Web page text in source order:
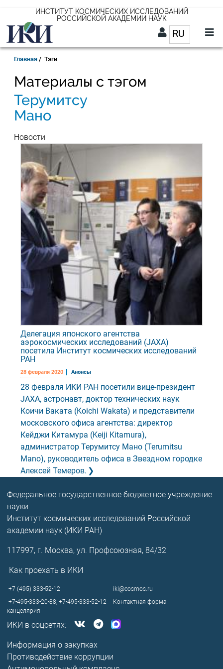
основному
содержанию
ИНСТИТУТ КОСМИЧЕСКИХ ИССЛЕДОВАНИЙ
РОССИЙСКОЙ АКАДЕМИИ НАУК
RUСписок
RU
Строка
навигации
Главная Тэги
Материалы с тэгом
Терумитсу
Мано
Новости
Делегация японского агентства
аэрокосмических исследований (JAXA)
посетила Институт космических исследований
РАН
28 февраля 2020 Анонсы
28 февраля ИКИ РАН посетили вице-президент
JAXA, астронавт, доктор технических наук
Коичи Ваката (Koichi Wakata) и представители
московского офиса агентства: директор
Кейджи Китамура (Keiji Kitamura),
администратор Терумитсу Мано (Terumitsu
Mano), руководитель офиса в Звездном городке
Алексей Темеров.
Федеральное государственное бюджетное учреждение
науки
Институт космических исследований Российской
академии наук (ИКИ РАН)
117997, г. Москва, ул. Профсоюзная, 84/32
Как проехать в ИКИ
+7 (495) 333-52-12
iki@cosmos.ru
+7-495-333-20-88,+7-495-333-52-12
канцелярия
Контактная форма
ИКИ в соцсетях:
Информация о закупках
Противодействие коррупции